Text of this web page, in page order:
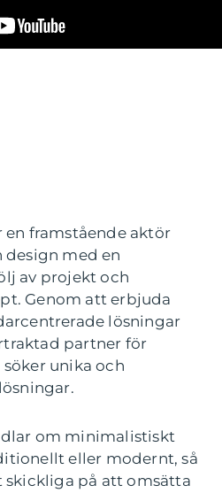
en framstående aktör
med en
av projekt och
Genom att erbjuda
lösningar
partner för
unika och
om minimalistiskt
eller modernt, så
skickliga på att omsätta